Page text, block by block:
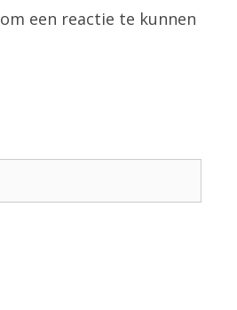
om een reactie te kunnen